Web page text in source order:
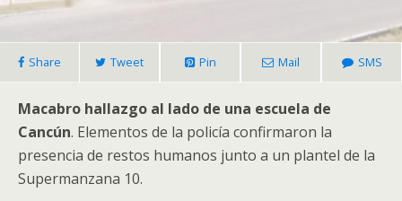
Share Tweet Pin Mail SMS
Macabro hallazgo al lado de una escuela de
Cancún. Elementos de la policía confirmaron la
presencia de restos humanos junto a un plantel de la
Supermanzana 10.